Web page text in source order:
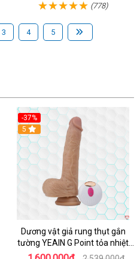
(778)
3 4 5
-37%
5
Dương vật giả rung thụt gắn
tường YEAIN G Point tỏa nhiệt
điều khiển từ xa